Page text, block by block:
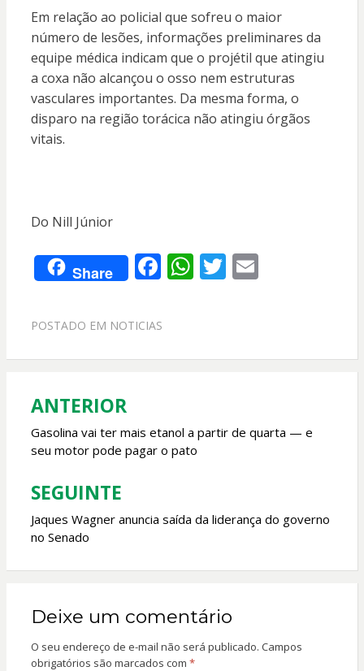
Em relação ao policial que sofreu o maior
número de lesões, informações preliminares da
equipe médica indicam que o projétil que atingiu
a coxa não alcançou o osso nem estruturas
vasculares importantes. Da mesma forma, o
disparo na região torácica não atingiu órgãos
vitais.
Do Nill Júnior
Share F
e
o
k
W
A
p
T E
POSTADO EM NOTICIAS
Navegação
de
Post
ANTERIOR
Gasolina vai ter mais etanol a partir de quarta — e
seu motor pode pagar o pato
SEGUINTE
Jaques Wagner anuncia saída da liderança do governo
no Senado
Deixe um comentário
O seu endereço de e-mail não será publicado. Campos
obrigatórios são marcados com *